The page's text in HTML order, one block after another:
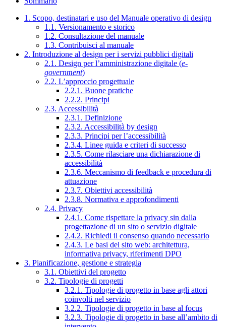
1. Scopo, destinatari e uso del Manuale operativo di design
1.1. Versionamento e storico
1.2. Consultazione del manuale
1.3. Contribuisci al manuale
2. Introduzione al design per i servizi pubblici digitali
2.1. Design per l’amministrazione digitale (e-
government)
2.2. L’approccio progettuale
2.2.1. Buone pratiche
2.2.2. Principi
2.3. Accessibilità
2.3.1. Definizione
2.3.2. Accessibilità by design
2.3.3. Principi per l’accessibilità
2.3.4. Linee guida e criteri di successo
2.3.5. Come rilasciare una dichiarazione di
accessibilità
2.3.6. Meccanismo di feedback e procedura di
attuazione
2.3.7. Obiettivi accessibilità
2.3.8. Normativa e approfondimenti
2.4. Privacy
2.4.1. Come rispettare la privacy sin dalla
progettazione di un sito o servizio digitale
2.4.2. Richiedi il consenso quando necessario
2.4.3. Le basi del sito web: architettura,
informativa privacy, riferimenti DPO
3. Pianificazione, gestione e strategia
3.1. Obiettivi del progetto
3.2. Tipologie di progetti
3.2.1. Tipologie di progetto in base agli attori
coinvolti nel servizio
3.2.2. Tipologie di progetto in base al focus
3.2.3. Tipologie di progetto in base all’ambito di